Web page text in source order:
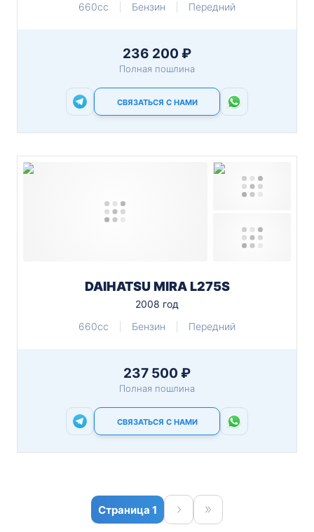
660cc
Бензин Передний
236 200 ₽
Полная пошлина
СВЯЗАТЬСЯ С НАМИ
DAIHATSU MIRA L275S
2008 год
660cc
Бензин Передний
237 500 ₽
Полная пошлина
СВЯЗАТЬСЯ С НАМИ
1